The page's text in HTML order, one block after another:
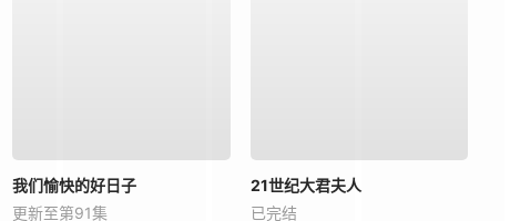
我们愉快的好日子
更新至第91集
21世纪大君夫人
已完结